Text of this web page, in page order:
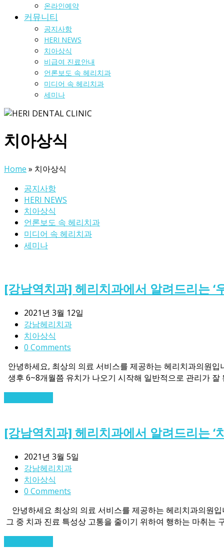
온라인예약
커뮤니티
공지사항
HERI NEWS
치아상식
비급여 진료안내
언론보도 속 헤리치과
미디어 속 헤리치과
세미나
치아상식
Home » 치아상식
공지사항
HERI NEWS
치아상식
언론보도 속 헤리치과
미디어 속 헤리치과
세미나
[강남역치과] 헤리치과에서 알려드리는 ‘
2021년 3월 12일
강남헤리치과
치아상식
0 Comments
안녕하세요, 최상의 의료 서비스를 제공하는 헤리치과의원
생후 6~8개월쯤 유치가 나오기 시작해 일반적으로 관리가
[강남역치과] 헤리치과에서 알려드리는 ‘
2021년 3월 5일
강남헤리치과
치아상식
0 Comments
안녕하세요 최상의 의료 서비스를 제공하는 헤리치과의원
그 중 치과 진료 특성상 고통을 줄이기 위하여 행하는 마취는